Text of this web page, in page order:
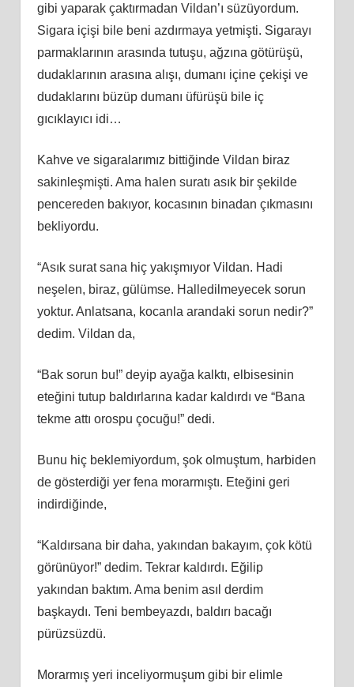
gibi yaparak çaktırmadan Vildan’ı süzüyordum.
Sigara içişi bile beni azdırmaya yetmişti. Sigarayı
parmaklarının arasında tutuşu, ağzına götürüşü,
dudaklarının arasına alışı, dumanı içine çekişi ve
dudaklarını büzüp dumanı üfürüşü bile iç
gıcıklayıcı idi…
Kahve ve sigaralarımız bittiğinde Vildan biraz
sakinleşmişti. Ama halen suratı asık bir şekilde
pencereden bakıyor, kocasının binadan çıkmasını
bekliyordu.
“Asık surat sana hiç yakışmıyor Vildan. Hadi
neşelen, biraz, gülümse. Halledilmeyecek sorun
yoktur. Anlatsana, kocanla arandaki sorun nedir?”
dedim. Vildan da,
“Bak sorun bu!” deyip ayağa kalktı, elbisesinin
eteğini tutup baldırlarına kadar kaldırdı ve “Bana
tekme attı orospu çocuğu!” dedi.
Bunu hiç beklemiyordum, şok olmuştum, harbiden
de gösterdiği yer fena morarmıştı. Eteğini geri
indirdiğinde,
“Kaldırsana bir daha, yakından bakayım, çok kötü
görünüyor!” dedim. Tekrar kaldırdı. Eğilip
yakından baktım. Ama benim asıl derdim
başkaydı. Teni bembeyazdı, baldırı bacağı
pürüzsüzdü.
Morarmış yeri inceliyormuşum gibi bir elimle